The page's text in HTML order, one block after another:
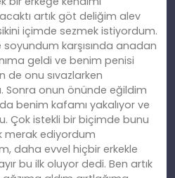
artık göt deliğim alev
içimde sezmek istiyordum.
karşısında anadan
geldi ve benim penisi
de onu sıvazlarken
Sonra onun önünde eğildim
benim kafamı yakalıyor ve
Çok istekli bir biçimde bunu
merak ediyordum
daha evvel hiçbir erkekle
bu ilk oluyor dedi. Ben artık